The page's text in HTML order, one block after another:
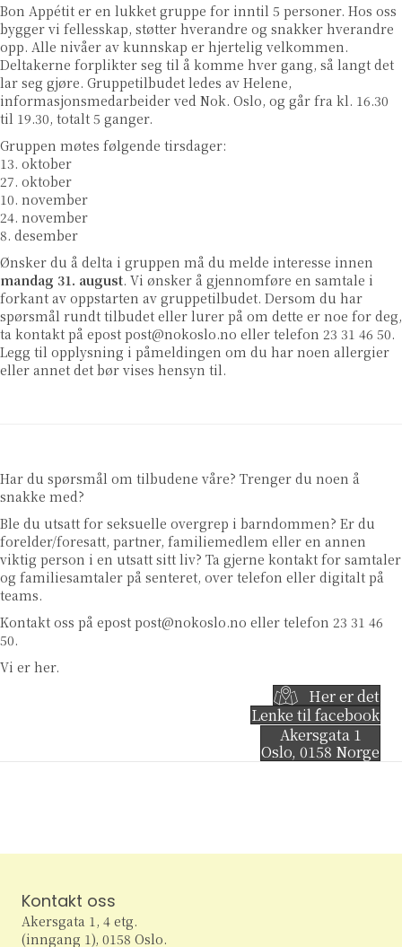
Bon Appétit er en lukket gruppe for inntil 5 personer. Hos oss
bygger vi fellesskap, støtter hverandre og snakker hverandre
opp. Alle nivåer av kunnskap er hjertelig velkommen.
Deltakerne forplikter seg til å komme hver gang, så langt det
lar seg gjøre. Gruppetilbudet ledes av Helene,
informasjonsmedarbeider ved Nok. Oslo, og går fra kl. 16.30
til 19.30, totalt 5 ganger.
Gruppen møtes følgende tirsdager:
13. oktober
27. oktober
10. november
24. november
8. desember
Ønsker du å delta i gruppen må du melde interesse innen
mandag 31. august. Vi ønsker å gjennomføre en samtale i
forkant av oppstarten av gruppetilbudet. Dersom du har
spørsmål rundt tilbudet eller lurer på om dette er noe for deg,
ta kontakt på epost post@nokoslo.no eller telefon 23 31 46 50.
Legg til opplysning i påmeldingen om du har noen allergier
eller annet det bør vises hensyn til.
Har du spørsmål om tilbudene våre? Trenger du noen å
snakke med?
Ble du utsatt for seksuelle overgrep i barndommen? Er du
forelder/foresatt, partner, familiemedlem eller en annen
viktig person i en utsatt sitt liv? Ta gjerne kontakt for samtaler
og familiesamtaler på senteret, over telefon eller digitalt på
teams.
Kontakt oss på epost post@nokoslo.no eller telefon 23 31 46
50.
Vi er her.
Her er det
Lenke til facebook
Akersgata 1
Oslo, 0158 Norge
Kontakt oss
Akersgata 1, 4 etg.
(inngang 1), 0158 Oslo.